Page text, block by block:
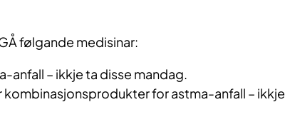
følgande medisinar:
anfall – ikkje ta disse mandag.
for astma-anfall – ikkje